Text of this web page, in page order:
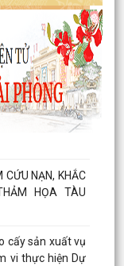
chính 6 tháng
cuối năm
dịch bệnh
HÀNH XONG
ĐỒNG
CỨU NẠN, KHẮC
HỌA TÀU
cấy sản xuất vụ
vi thực hiện Dự